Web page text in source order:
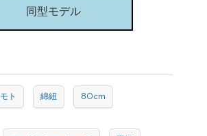
同型モデル
モト 綿紐 80cm